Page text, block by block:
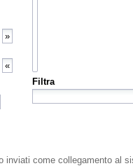
Filtra
inviati come collegamento al